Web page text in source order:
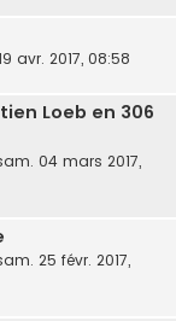
avr. 2017, 08:58
Loeb en 306
04 mars 2017,
25 févr. 2017,